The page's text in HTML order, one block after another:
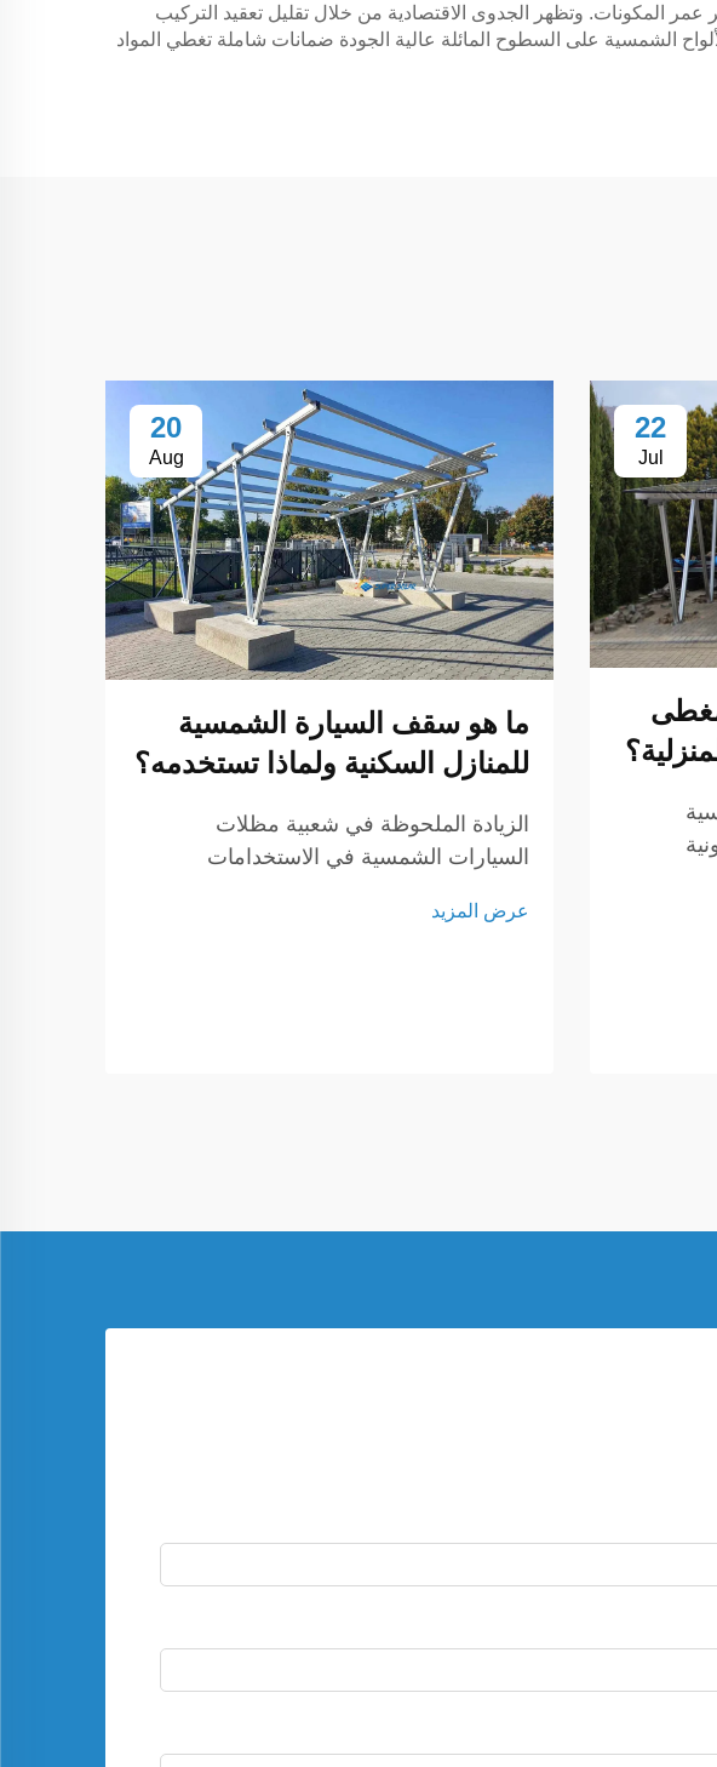
عمر المكونات. وتظهر الجدوى الاقتصادية من خلال تقليل تعقيد التركيب
الشمسية على السطوح المائلة عالية الجودة ضمانات شاملة تغطي المواد
22
Jul
مغطى
20
Aug
ما هو سقف السيارة الشمسية
للمنازل السكنية ولماذا تستخدمه؟
الزيادة الملحوظة في شعبية مظلات
السيارات الشمسية في الاستخدامات
لخفض تكاليف الطاقة والتحول إلى نمط حياة
عرض المزيد